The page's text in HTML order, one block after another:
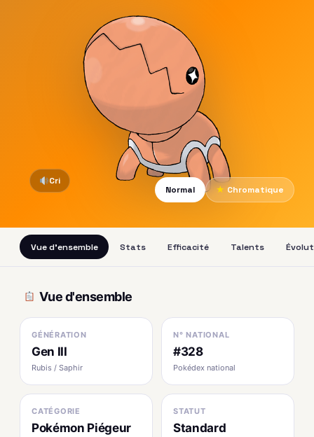
Cri
Normal
★ Chromatique
Vue d'ensemble Stats Efficacité Talents
Vue d'ensemble
GÉNÉRATION
Gen III
Rubis / Saphir
N° NATIONAL
#328
Pokédex national
CATÉGORIE
Pokémon Piégeur
STATUT
Standard